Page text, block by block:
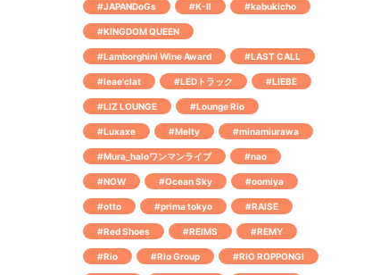
#JAPANDoGs #K-Ⅱ #kabukicho
#KINGDOM QUEEN
#Lamborghini Wine Award #LAST CALL
#leae'clat #LEDトラック #LIEBE
#LIZ LOUNGE #Lounge Rio
#Luxaxe #Melty #minamiurawa
#Mura_haloワンマンライブ #nao
#NOW #Ocean Sky #oomiya
#otto #prima tokyo #RAISE
#Red Shoes #REIMS #REMY
#Rio #Rio Group #RIO ROPPONGI